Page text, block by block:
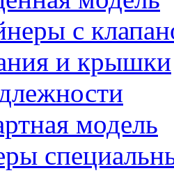
с
и крышки
модель